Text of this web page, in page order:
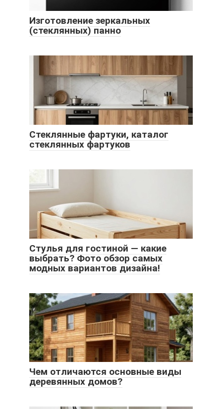
Изготовление зеркальных
(стеклянных) панно
Стеклянные фартуки, каталог
стеклянных фартуков
Стулья для гостиной — какие
выбрать? Фото обзор самых
модных вариантов дизайна!
Чем отличаются основные виды
деревянных домов?